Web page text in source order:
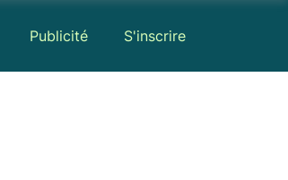
Publicité S'inscrire